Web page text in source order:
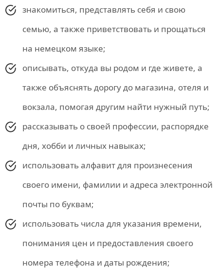
знакомиться, представлять себя и свою
семью, а также приветствовать и прощаться
на немецком языке;
описывать, откуда вы родом и где живете, а
также объяснять дорогу до магазина, отеля и
вокзала, помогая другим найти нужный путь;
рассказывать о своей профессии, распорядке
дня, хобби и личных навыках;
использовать алфавит для произнесения
своего имени, фамилии и адреса электронной
почты по буквам;
использовать числа для указания времени,
понимания цен и предоставления своего
номера телефона и даты рождения;